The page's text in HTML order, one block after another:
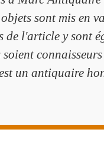
sont mis en
de l'article y sont
un antiquaire